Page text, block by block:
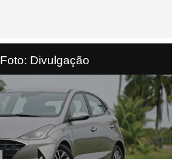
Foto: Divulgação